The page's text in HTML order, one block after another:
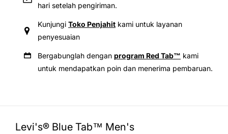
hari setelah pengiriman.
Kunjungi Toko Penjahit kami untuk layanan
penyesuaian
Bergabunglah dengan program Red Tab™ kami
untuk mendapatkan poin dan menerima pembaruan.
Levi's® Blue Tab™ Men's